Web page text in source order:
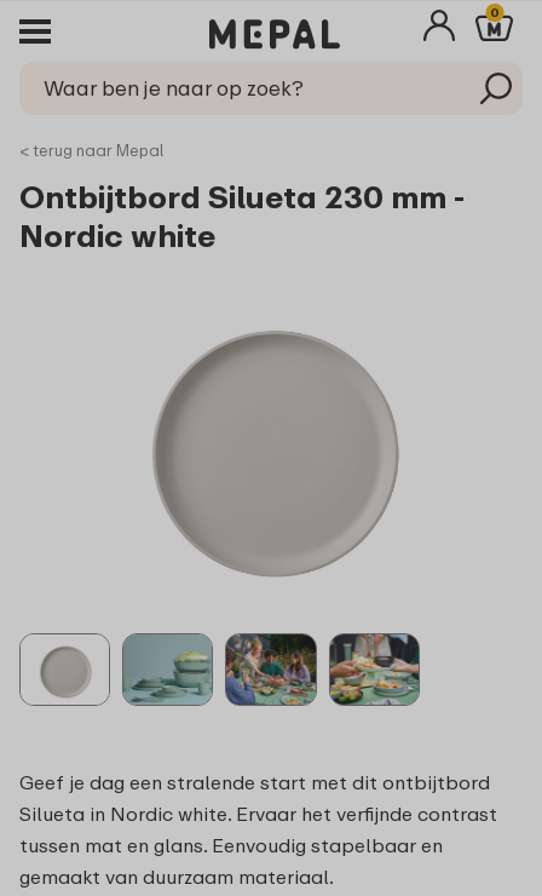
0
< terug naar Mepal
Ontbijtbord Silueta 230 mm -
Nordic white
Geef je dag een stralende start met dit ontbijtbord
Silueta in Nordic white. Ervaar het verfijnde contrast
tussen mat en glans. Eenvoudig stapelbaar en
gemaakt van duurzaam materiaal.